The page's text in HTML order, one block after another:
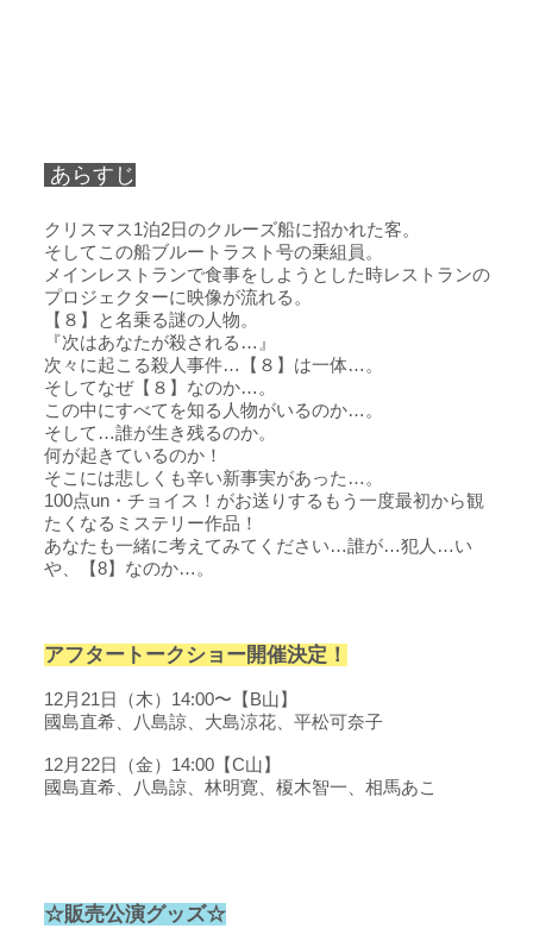
あらすじ
クリスマス1泊2日のクルーズ船に招かれた客。
そしてこの船ブルートラスト号の乗組員。
メインレストランで食事をしようとした時レストランの
プロジェクターに映像が流れる。
【８】と名乗る謎の人物。
『次はあなたが殺される…』
次々に起こる殺人事件…【８】は一体…。
そしてなぜ【８】なのか…。
この中にすべてを知る人物がいるのか…。
そして…誰が生き残るのか。
何が起きているのか！
そこには悲しくも辛い新事実があった…。
100点un・チョイス！がお送りするもう一度最初から観
たくなるミステリー作品！
あなたも一緒に考えてみてください…誰が…犯人…い
や、【8】なのか…。
アフタートークショー開催決定！
12月21日（木）14:00〜【B山】
國島直希、八島諒、大島涼花、平松可奈子
12月22日（金）14:00【C山】
國島直希、八島諒、林明寛、榎木智一、相馬あこ
☆販売公演グッズ☆